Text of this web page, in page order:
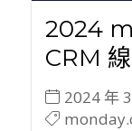
2024
CRM
2024 年